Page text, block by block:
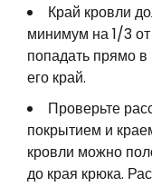
Край кровли
минимум на 1/3
попадать прямо в
его край.
Проверьте
покрытием и
кровли можно
до края крюка.